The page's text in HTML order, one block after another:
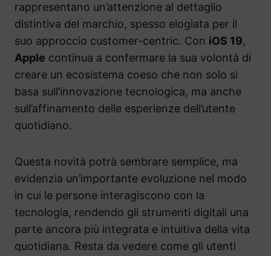
rappresentano un’attenzione al dettaglio
distintiva del marchio, spesso elogiata per il
suo approccio customer-centric. Con iOS 19,
Apple continua a confermare la sua volontà di
creare un ecosistema coeso che non solo si
basa sull’innovazione tecnologica, ma anche
sull’affinamento delle esperienze dell’utente
quotidiano.
Questa novità potrà sembrare semplice, ma
evidenzia un’importante evoluzione nel modo
in cui le persone interagiscono con la
tecnologia, rendendo gli strumenti digitali una
parte ancora più integrata e intuitiva della vita
quotidiana. Resta da vedere come gli utenti